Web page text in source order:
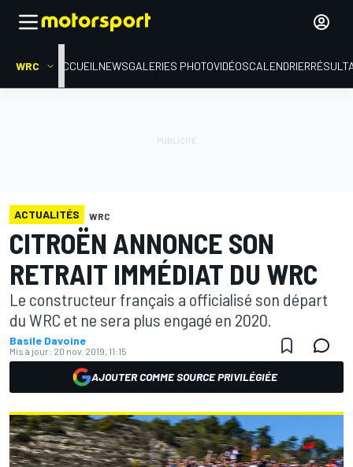
WRC ACCUEIL NEWSGALERIES PHOTOVIDÉOSCALENDRIER
ACTUALITÉS WRC
CITROËN ANNONCE SON
RETRAIT IMMÉDIAT DU WRC
Le constructeur français a officialisé son départ
du WRC et ne sera plus engagé en 2020.
Basile Davoine
Mis à jour: 20 nov. 2019, 11:15
AJOUTER COMME SOURCE PRIVILÉGIÉE